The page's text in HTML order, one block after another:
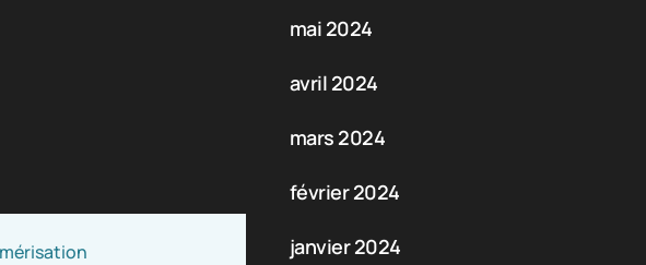
mai 2024
avril 2024
mars 2024
février 2024
janvier 2024